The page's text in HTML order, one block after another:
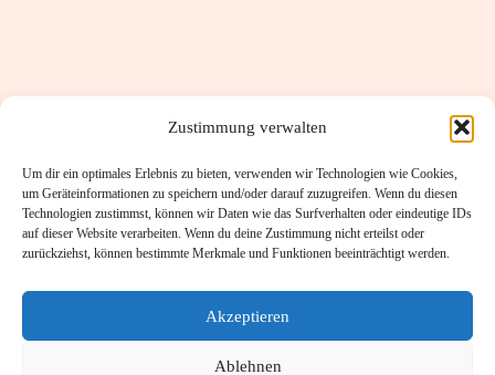
Zustimmung verwalten
Um dir ein optimales Erlebnis zu bieten, verwenden wir Technologien wie Cookies,
um Geräteinformationen zu speichern und/oder darauf zuzugreifen. Wenn du diesen
Technologien zustimmst, können wir Daten wie das Surfverhalten oder eindeutige IDs
auf dieser Website verarbeiten. Wenn du deine Zustimmung nicht erteilst oder
zurückziehst, können bestimmte Merkmale und Funktionen beeinträchtigt werden.
Akzeptieren
Ablehnen